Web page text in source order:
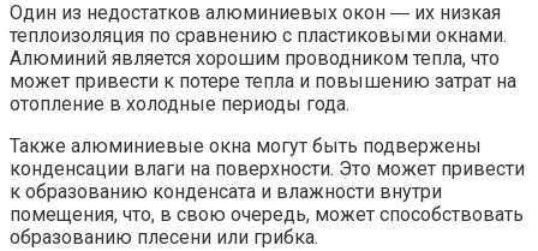
Один из недостатков алюминиевых окон ― их низкая
теплоизоляция по сравнению с пластиковыми окнами.​
Алюминий является хорошим проводником тепла, что
может привести к потере тепла и повышению затрат на
отопление в холодные периоды года.​
Также алюминиевые окна могут быть подвержены
конденсации влаги на поверхности. Это может привести
к образованию конденсата и влажности внутри
помещения, что, в свою очередь, может способствовать
образованию плесени или грибка.​